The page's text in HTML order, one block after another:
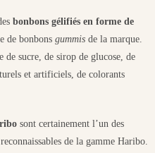
bonbons gélifiés en forme de
de bonbons gummis de la marque.
sucre, de sirop de glucose, de
et artificiels, de colorants
sont certainement l’un des
de la gamme Haribo.